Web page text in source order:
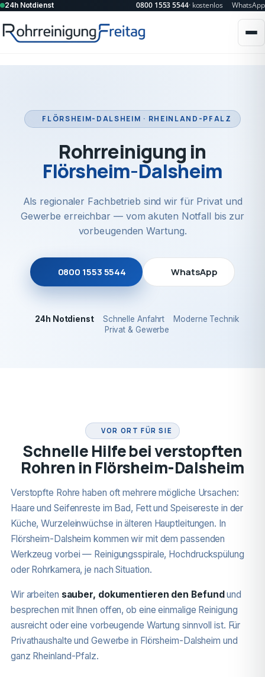
24h Notdienst 0800 1553 5544· kostenlos WhatsApp
FLÖRSHEIM-DALSHEIM · RHEINLAND-PFALZ
Rohrreinigung in
Flörsheim-Dalsheim
Als regionaler Fachbetrieb sind wir für Privat und
Gewerbe erreichbar — vom akuten Notfall bis zur
vorbeugenden Wartung.
0800 1553 5544 WhatsApp
24h Notdienst Schnelle Anfahrt
Moderne Technik
Privat & Gewerbe
VOR ORT FÜR SIE
Schnelle Hilfe bei verstopften
Rohren in Flörsheim-Dalsheim
Verstopfte Rohre haben oft mehrere mögliche Ursachen:
Haare und Seifenreste im Bad, Fett und Speisereste in der
Küche, Wurzeleinwüchse in älteren Hauptleitungen. In
Flörsheim-Dalsheim kommen wir mit dem passenden
Werkzeug vorbei — Reinigungsspirale, Hochdruckspülung
oder Rohrkamera, je nach Situation.
Wir arbeiten sauber, dokumentieren den Befundund
besprechen mit Ihnen offen, ob eine einmalige Reinigung
ausreicht oder eine vorbeugende Wartung sinnvoll ist. Für
Privathaushalte und Gewerbe in Flörsheim-Dalsheim und
ganz Rheinland-Pfalz.